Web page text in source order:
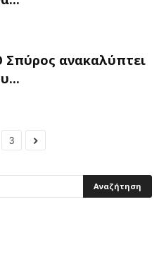
ανακαλύπτει
3